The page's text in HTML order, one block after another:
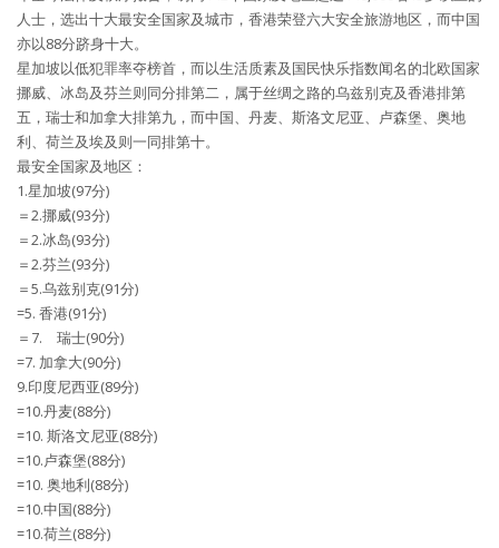
人士，选出十大最安全国家及城市，香港荣登六大安全旅游地区，而中国
亦以88分跻身十大。
星加坡以低犯罪率夺榜首，而以生活质素及国民快乐指数闻名的北欧国家
挪威、冰岛及芬兰则同分排第二，属于丝绸之路的乌兹别克及香港排第
五，瑞士和加拿大排第九，而中国、丹麦、斯洛文尼亚、卢森堡、奥地
利、荷兰及埃及则一同排第十。
最安全国家及地区：
1.星加坡(97分)
＝2.挪威(93分)
＝2.冰岛(93分)
＝2.芬兰(93分)
＝5.乌兹别克(91分)
=5. 香港(91分)
＝7. 瑞士(90分)
=7. 加拿大(90分)
9.印度尼西亚(89分)
=10.丹麦(88分)
=10. 斯洛文尼亚(88分)
=10.卢森堡(88分)
=10. 奥地利(88分)
=10.中国(88分)
=10.荷兰(88分)